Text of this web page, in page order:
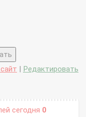
Редактировать
сегодня 0